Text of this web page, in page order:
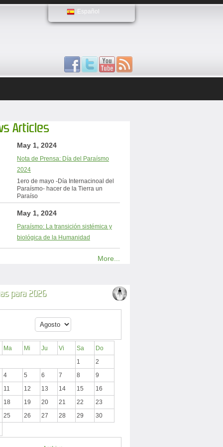
Español
Articles
May 1, 2024
Nota de Prensa: Día del Paraísmo
2024
1ero de mayo -Día Internacinoal del
Paraísmo- hacer de la Tierra un
Paraíso
May 1, 2024
Paraísmo: La transición sistémica y
biológica de la Humanidad
More...
para 2026
Ma Mi Ju Vi Sa
Do
1
2
4 5 6 7 8
9
11 12 13 14 15
16
18 19 20 21 22
23
25 26 27 28 29
30